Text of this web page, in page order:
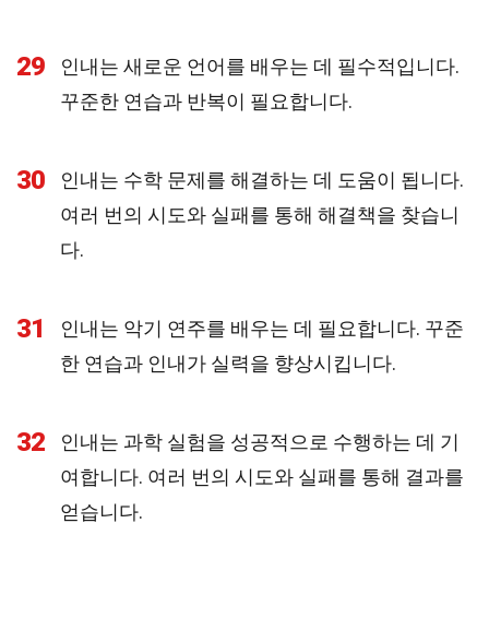
29
인내는 새로운 언어를 배우는 데 필수적입니다.
꾸준한 연습과 반복이 필요합니다.
30
인내는 수학 문제를 해결하는 데 도움이 됩니다.
여러 번의 시도와 실패를 통해 해결책을 찾습니
다.
31
인내는 악기 연주를 배우는 데 필요합니다. 꾸준
한 연습과 인내가 실력을 향상시킵니다.
32
인내는 과학 실험을 성공적으로 수행하는 데 기
여합니다. 여러 번의 시도와 실패를 통해 결과를
얻습니다.